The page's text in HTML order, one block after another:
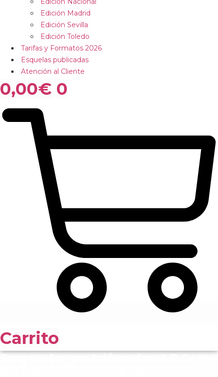
Edición Madrid
Edición Sevilla
Edición Toledo
Tarifas y Formatos 2026
Esquelas publicadas
Atención al Cliente
0,00€ 0
Carrito